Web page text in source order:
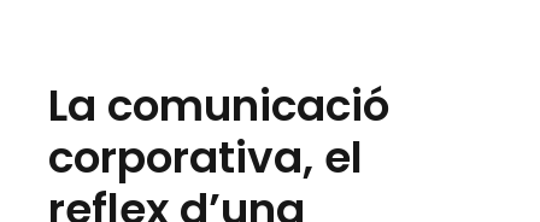
La comunicació
corporativa, el